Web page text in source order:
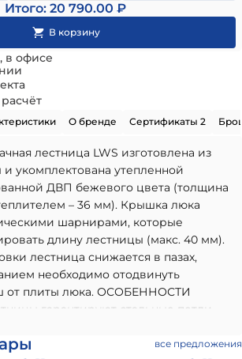
Итого: 20 790.00 ₽
в офисе
О бренде Сертификаты 2
лестница LWS изготовлена из
укомплектована утепленной
ДВП бежевого цвета (толщина
– 36 мм). Крышка люка
шарнирами, которые
длину лестницы (макс. 40 мм).
лестница снижается в пазах,
необходимо отодвинуть
от плиты люка. ОСОБЕННОСТИ
гарантируют стальные петли-
выемки на ступенях
подъем на чердак.
LWS 55х120х280см Fakro
малоэтажном строительстве.
все предложения